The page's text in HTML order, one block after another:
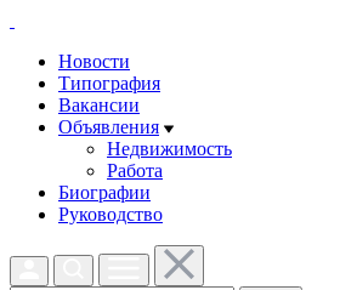
Новости
Типография
Вакансии
Объявления
Недвижимость
Работа
Биографии
Руководство